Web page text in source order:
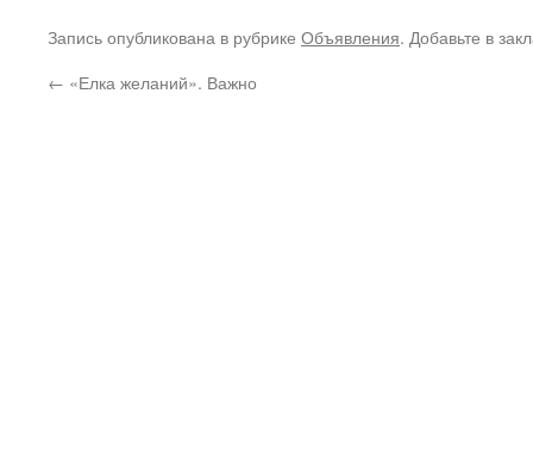
Запись опубликована в рубрике Объявления. Добавьте в
← «Елка желаний». Важно